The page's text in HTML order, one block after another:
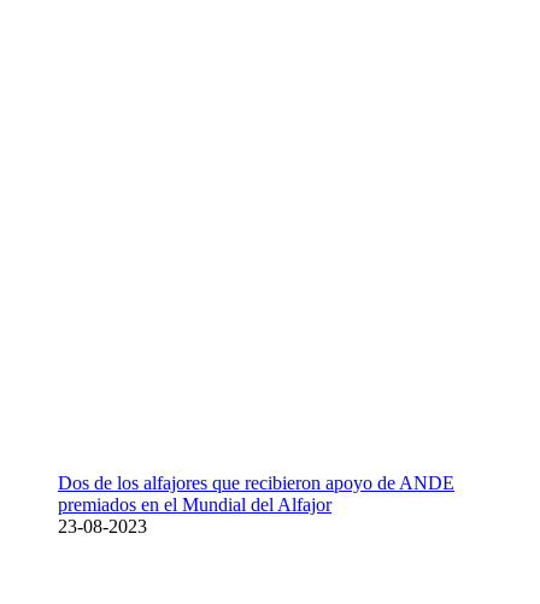
Dos de los alfajores que recibieron apoyo de ANDE
premiados en el Mundial del Alfajor
23-08-2023